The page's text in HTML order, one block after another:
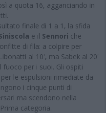
a quota 16, agganciando in
finale di 1 a 1, la sfida
e il Sennori che
di fila: a colpire per
al 10', ma Sabek al 20'
fuoco per i suoi. Gli ospiti
le espulsioni rimediate da
i cinque punti di
ma scendono nella
categoria.